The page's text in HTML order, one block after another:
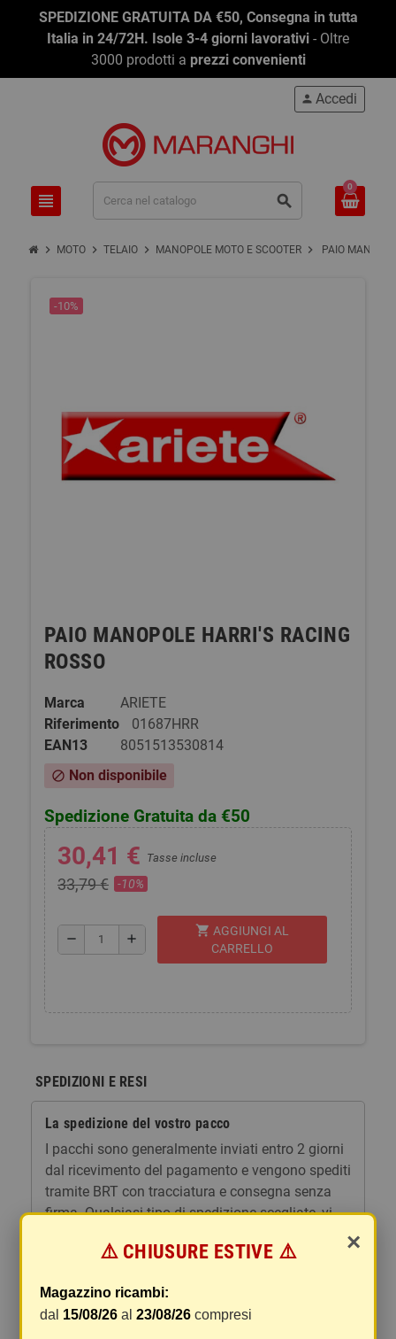
SPEDIZIONE GRATUITA DA €50, Consegna in tutta
Italia in 24/72H. Isole 3-4 giorni lavorativi - Oltre
3000 prodotti a prezzi convenienti
view_headline search
person Accedi
0
chevron_right MOTO chevron_right TELAIO chevron_right MANOPOLE MOTO E SCOOTER chevron_right PAIO
-10%
PAIO MANOPOLE HARRI'S RACING
ROSSO
Marca
ARIETE
Riferimento
01687HRR
EAN13
8051513530814
block Non disponibile
Spedizione Gratuita da €50
30,41 € Tasse incluse
33,79 € -10%
remove add
shopping_cart AGGIUNGI AL
CARRELLO
SPEDIZIONI E RESI
La spedizione del vostro pacco
I pacchi sono generalmente inviati entro 2 giorni
dal ricevimento del pagamento e vengono spediti
tramite BRT con tracciatura e consegna senza
firma. Qualsiasi tipo di spedizione scegliate, vi
Le spese di spedizione comprendono gli oneri di
gestione e imballaggio e le spese postali. I costi
di gestione sono fissi, mentre i costi di trasporto
×
⚠️ CHIUSURE ESTIVE ⚠️
Magazzino ricambi:
dal 15/08/26 al23/08/26 compresi